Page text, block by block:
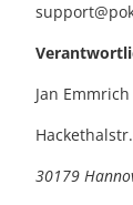
Jan Emmrich
30179